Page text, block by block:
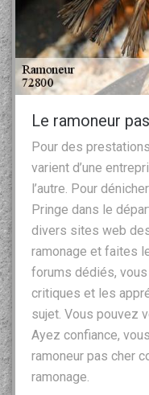
Le ramoneur
Pour des
varient d’une
l’autre. Pour
Pringe dans le
divers sites web
ramonage et faites
forums dédiés,
critiques et les
sujet. Vous pouvez
Ayez confiance,
ramoneur pas cher
ramonage.